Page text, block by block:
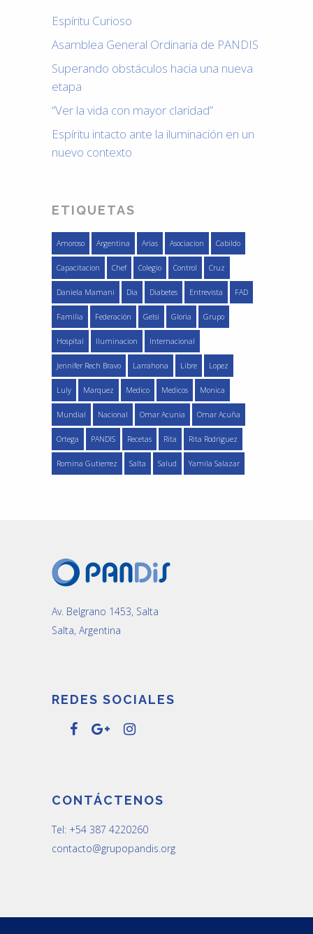
Espíritu Curioso
Asamblea General Ordinaria de PANDIS
Superando obstáculos hacia una nueva
etapa
“Ver la vida con mayor claridad”
Espíritu intacto ante la iluminación en un
nuevo contexto
ETIQUETAS
Amoroso Argentina Arias Asociacion Cabildo
Capacitacion Chef Colegio Control Cruz
Daniela Mamani Dia Diabetes Entrevista FAD
Familia Federación Gelsi Gloria Grupo
Hospital Iluminacion Internacional
Jennifer Rech Bravo Larrahona Libre Lopez
Luly Marquez Medico Medicos Monica
Mundial Nacional Omar Acunia Omar Acuña
Ortega PANDIS Recetas Rita Rita Rodriguez
Romina Gutierrez Salta Salud Yamila Salazar
Av. Belgrano 1453, Salta
Salta, Argentina
REDES SOCIALES
CONTÁCTENOS
Tel: +54 387 4220260
contacto@grupopandis.org